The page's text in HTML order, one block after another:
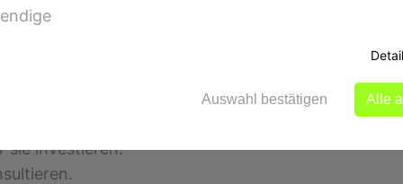
Anleger:
sie investieren.
Auswahl bestätigen Alle